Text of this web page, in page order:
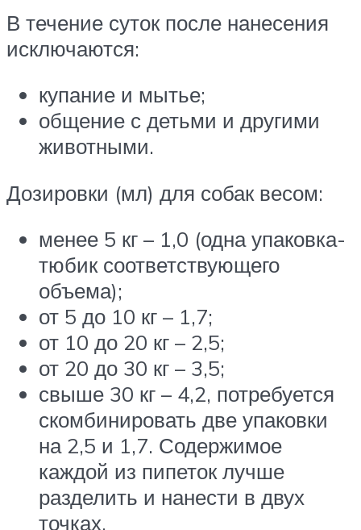
В течение суток после нанесения
исключаются:
купание и мытье;
общение с детьми и другими
животными.
Дозировки (мл) для собак весом:
менее 5 кг – 1,0 (одна упаковка-
тюбик соответствующего
объема);
от 5 до 10 кг – 1,7;
от 10 до 20 кг – 2,5;
от 20 до 30 кг – 3,5;
свыше 30 кг – 4,2, потребуется
скомбинировать две упаковки
на 2,5 и 1,7. Содержимое
каждой из пипеток лучше
разделить и нанести в двух
точках.